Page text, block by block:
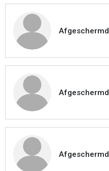
Afgeschermd
Afgeschermd
Afgeschermd